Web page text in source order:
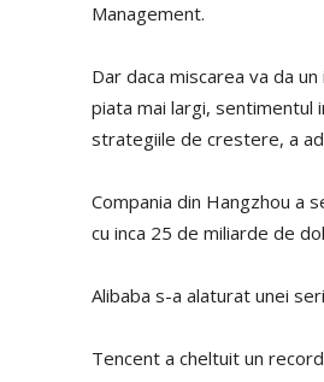
Management.
Dar daca miscarea va da
piata mai largi, sentimentul
strategiile de crestere, a
Compania din Hangzhou a
cu inca 25 de miliarde de
Alibaba s-a alaturat unei
Tencent a cheltuit un